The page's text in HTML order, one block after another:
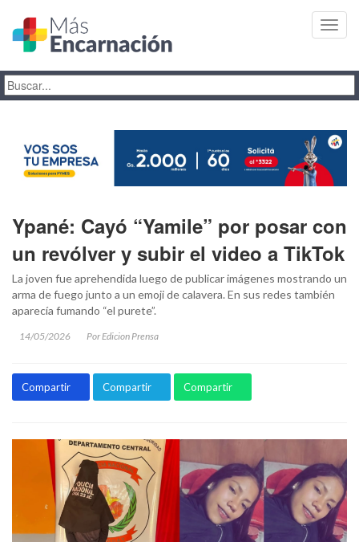
Ypané: Cayó “Yamile” por posar con
un revólver y subir el video a TikTok
La joven fue aprehendida luego de publicar imágenes mostrando un
arma de fuego junto a un emoji de calavera. En sus redes también
aparecía fumando “el purete”.
14/05/2026 Por Edicion Prensa
Compartir Compartir Compartir